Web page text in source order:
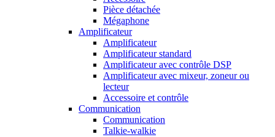
Pièce détachée
Mégaphone
Amplificateur
Amplificateur
Amplificateur standard
Amplificateur avec contrôle DSP
Amplificateur avec mixeur, zoneur ou
lecteur
Accessoire et contrôle
Communication
Communication
Talkie-walkie